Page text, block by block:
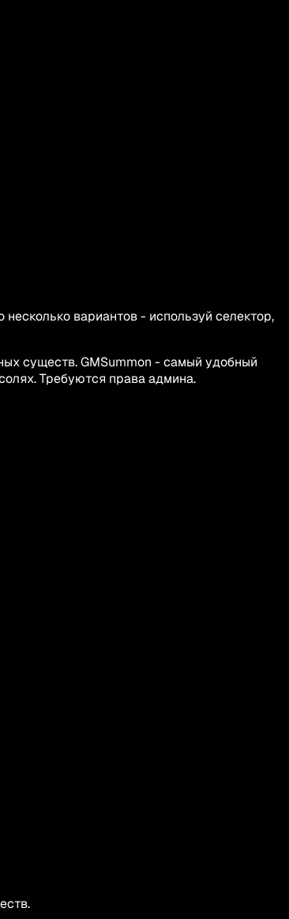
вариантов - используй селектор,
существ. GMSummon - самый удобный
Требуются права админа.